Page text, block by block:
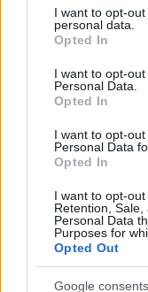
not limited to your
grant or deny
use your data for
consent section.
I want to opt-
personal data.
Opted In
I want to opt-
Personal Data.
Opted In
I want to opt-
Personal Data
Opted In
I want to opt-out
Retention,
Personal Data
Purposes for
Opted Out
Google consents
και θα
σχέσεις με
επωφελή
πρωτοβουλία με